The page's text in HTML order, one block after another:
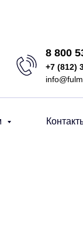
8 800
+7 (812)